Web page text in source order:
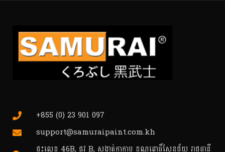
+855 (0) 23 901 097
support@samuraipaint.com.kh
ផ្ទះលេខ 46B, ផ្លូវ B, សង្កាត់កាកាប ខណ្ឌពោធិ៍សែនជ័យ រាជធានី